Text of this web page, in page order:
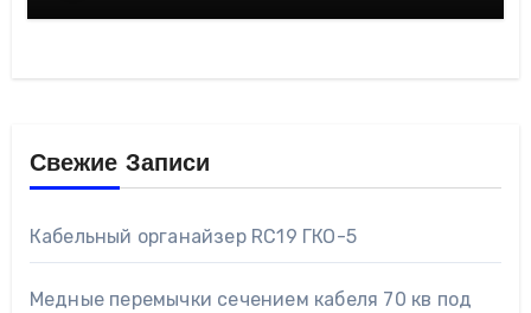
Свежие Записи
Кабельный органайзер RC19 ГКО-5
Медные перемычки сечением кабеля 70 кв под